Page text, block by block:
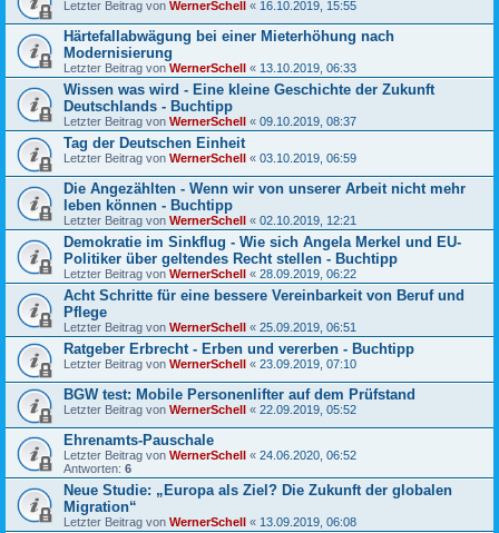
Letzter Beitrag von WernerSchell « 16.10.2019, 15:55
Härtefallabwägung bei einer Mieterhöhung nach
Modernisierung
Letzter Beitrag von WernerSchell « 13.10.2019, 06:33
Wissen was wird - Eine kleine Geschichte der Zukunft
Deutschlands - Buchtipp
Letzter Beitrag von WernerSchell « 09.10.2019, 08:37
Tag der Deutschen Einheit
Letzter Beitrag von WernerSchell « 03.10.2019, 06:59
Die Angezählten - Wenn wir von unserer Arbeit nicht mehr
leben können - Buchtipp
Letzter Beitrag von WernerSchell « 02.10.2019, 12:21
Demokratie im Sinkflug - Wie sich Angela Merkel und EU-
Politiker über geltendes Recht stellen - Buchtipp
Letzter Beitrag von WernerSchell « 28.09.2019, 06:22
Acht Schritte für eine bessere Vereinbarkeit von Beruf und
Pflege
Letzter Beitrag von WernerSchell « 25.09.2019, 06:51
Ratgeber Erbrecht - Erben und vererben - Buchtipp
Letzter Beitrag von WernerSchell « 23.09.2019, 07:10
BGW test: Mobile Personenlifter auf dem Prüfstand
Letzter Beitrag von WernerSchell « 22.09.2019, 05:52
Ehrenamts-Pauschale
Letzter Beitrag von WernerSchell « 24.06.2020, 06:52
Antworten: 6
Neue Studie: „Europa als Ziel? Die Zukunft der globalen
Migration“
Letzter Beitrag von WernerSchell « 13.09.2019, 06:08